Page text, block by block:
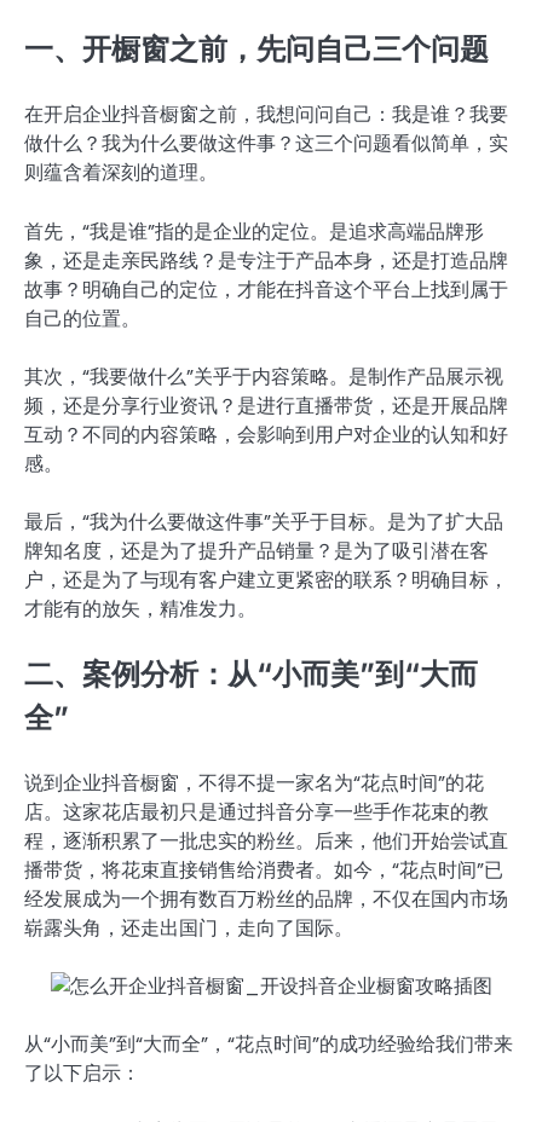
一、开橱窗之前，先问自己三个问题
在开启企业抖音橱窗之前，我想问问自己：我是谁？我要
做什么？我为什么要做这件事？这三个问题看似简单，实
则蕴含着深刻的道理。
首先，“我是谁”指的是企业的定位。是追求高端品牌形
象，还是走亲民路线？是专注于产品本身，还是打造品牌
故事？明确自己的定位，才能在抖音这个平台上找到属于
自己的位置。
其次，“我要做什么”关乎于内容策略。是制作产品展示视
频，还是分享行业资讯？是进行直播带货，还是开展品牌
互动？不同的内容策略，会影响到用户对企业的认知和好
感。
最后，“我为什么要做这件事”关乎于目标。是为了扩大品
牌知名度，还是为了提升产品销量？是为了吸引潜在客
户，还是为了与现有客户建立更紧密的联系？明确目标，
才能有的放矢，精准发力。
二、案例分析：从“小而美”到“大而
全”
说到企业抖音橱窗，不得不提一家名为“花点时间”的花
店。这家花店最初只是通过抖音分享一些手作花束的教
程，逐渐积累了一批忠实的粉丝。后来，他们开始尝试直
播带货，将花束直接销售给消费者。如今，“花点时间”已
经发展成为一个拥有数百万粉丝的品牌，不仅在国内市场
崭露头角，还走出国门，走向了国际。
从“小而美”到“大而全”，“花点时间”的成功经验给我们带来
了以下启示：